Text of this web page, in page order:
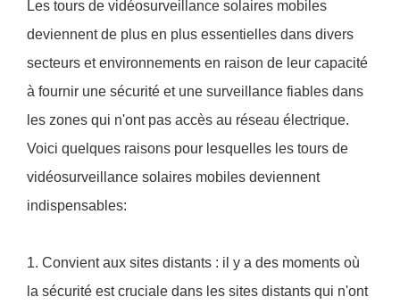
Les tours de vidéosurveillance solaires mobiles
deviennent de plus en plus essentielles dans divers
secteurs et environnements en raison de leur capacité
à fournir une sécurité et une surveillance fiables dans
les zones qui n'ont pas accès au réseau électrique.
Voici quelques raisons pour lesquelles les tours de
vidéosurveillance solaires mobiles deviennent
indispensables:
1. Convient aux sites distants : il y a des moments où
la sécurité est cruciale dans les sites distants qui n'ont